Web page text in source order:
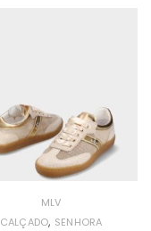
MLV
CALÇADO, SENHORA